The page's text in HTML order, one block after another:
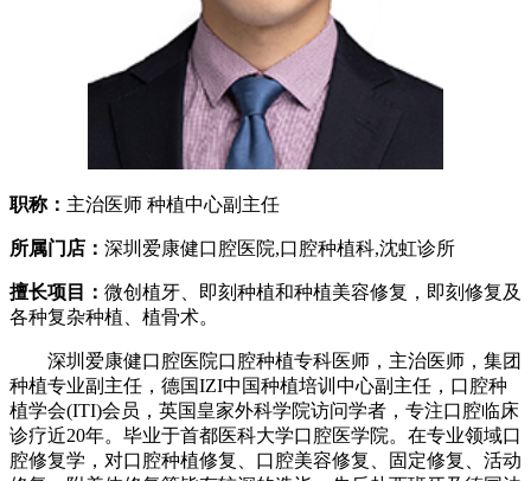
职称： 主治医师 种植中心副主任
所属门店： 深圳爱康健口腔医院,口腔种植科,沈虹诊所
擅长项目： 微创植牙、即刻种植和种植美容修复，即刻修复及
各种复杂种植、植骨术。
深圳爱康健口腔医院口腔种植专科医师，主治医师，集团
种植专业副主任，德国IZI中国种植培训中心副主任，口腔种
植学会(ITI)会员，英国皇家外科学院访问学者，专注口腔临床
诊疗近20年。毕业于首都医科大学口腔医学院。在专业领域口
腔修复学，对口腔种植修复、口腔美容修复、固定修复、活动